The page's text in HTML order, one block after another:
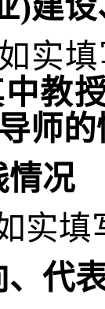
实
教
师的
情况
实
、代